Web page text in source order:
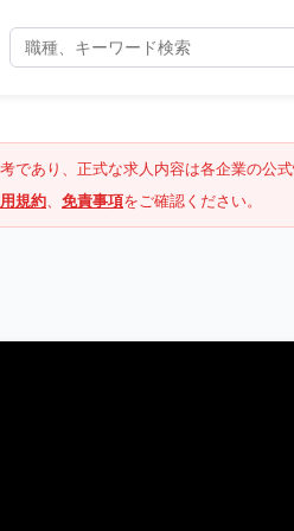
あり、正式な求人内容は各企業の公式
規約、 免責事項をご確認ください。